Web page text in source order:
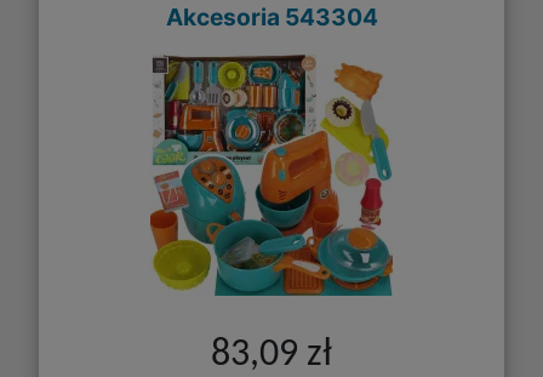
Akcesoria 543304
83,09 zł